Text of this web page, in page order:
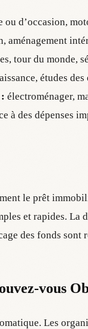
ou d’occasion,
aménagement
tour du monde,
études des
électroménager,
à des dépenses
le prêt
et rapides. La
des fonds
vous
Les